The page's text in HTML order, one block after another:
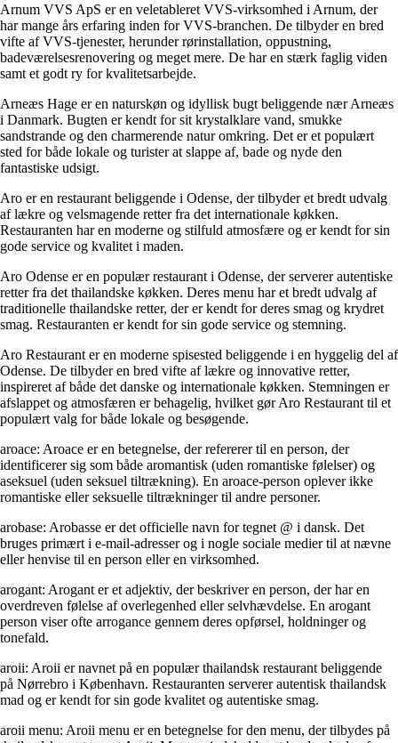
Arnum VVS ApS er en veletableret VVS-virksomhed i Arnum, der
har mange års erfaring inden for VVS-branchen. De tilbyder en bred
vifte af VVS-tjenester, herunder rørinstallation, oppustning,
badeværelsesrenovering og meget mere. De har en stærk faglig viden
samt et godt ry for kvalitetsarbejde.
Arneæs Hage er en naturskøn og idyllisk bugt beliggende nær Arneæs
i Danmark. Bugten er kendt for sit krystalklare vand, smukke
sandstrande og den charmerende natur omkring. Det er et populært
sted for både lokale og turister at slappe af, bade og nyde den
fantastiske udsigt.
Aro er en restaurant beliggende i Odense, der tilbyder et bredt udvalg
af lækre og velsmagende retter fra det internationale køkken.
Restauranten har en moderne og stilfuld atmosfære og er kendt for sin
gode service og kvalitet i maden.
Aro Odense er en populær restaurant i Odense, der serverer autentiske
retter fra det thailandske køkken. Deres menu har et bredt udvalg af
traditionelle thailandske retter, der er kendt for deres smag og krydret
smag. Restauranten er kendt for sin gode service og stemning.
Aro Restaurant er en moderne spisested beliggende i en hyggelig del af
Odense. De tilbyder en bred vifte af lækre og innovative retter,
inspireret af både det danske og internationale køkken. Stemningen er
afslappet og atmosfæren er behagelig, hvilket gør Aro Restaurant til et
populært valg for både lokale og besøgende.
aroace: Aroace er en betegnelse, der refererer til en person, der
identificerer sig som både aromantisk (uden romantiske følelser) og
aseksuel (uden seksuel tiltrækning). En aroace-person oplever ikke
romantiske eller seksuelle tiltrækninger til andre personer.
arobase: Arobasse er det officielle navn for tegnet @ i dansk. Det
bruges primært i e-mail-adresser og i nogle sociale medier til at nævne
eller henvise til en person eller en virksomhed.
arogant: Arogant er et adjektiv, der beskriver en person, der har en
overdreven følelse af overlegenhed eller selvhævdelse. En arogant
person viser ofte arrogance gennem deres opførsel, holdninger og
tonefald.
aroii: Aroii er navnet på en populær thailandsk restaurant beliggende
på Nørrebro i København. Restauranten serverer autentisk thailandsk
mad og er kendt for sin gode kvalitet og autentiske smag.
aroii menu: Aroii menu er en betegnelse for den menu, der tilbydes på